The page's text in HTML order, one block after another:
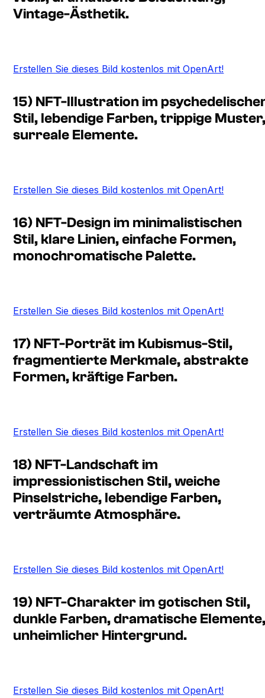
Vintage-Ästhetik.
Erstellen Sie dieses Bild kostenlos mit OpenArt!
15) NFT-Illustration im
Stil, lebendige Farben, trippige
surreale Elemente.
Erstellen Sie dieses Bild kostenlos mit OpenArt!
16) NFT-Design im minimalistischen
Stil, klare Linien, einfache Formen,
monochromatische Palette.
Erstellen Sie dieses Bild kostenlos mit OpenArt!
17) NFT-Porträt im Kubismus-Stil,
fragmentierte Merkmale, abstrakte
Formen, kräftige Farben.
Erstellen Sie dieses Bild kostenlos mit OpenArt!
18) NFT-Landschaft im
impressionistischen Stil, weiche
Pinselstriche, lebendige Farben,
verträumte Atmosphäre.
Erstellen Sie dieses Bild kostenlos mit OpenArt!
19) NFT-Charakter im gotischen Stil,
dunkle Farben, dramatische
unheimlicher Hintergrund.
Erstellen Sie dieses Bild kostenlos mit OpenArt!